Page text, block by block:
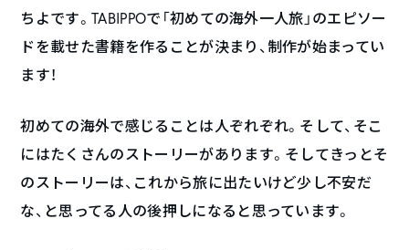
ちよです。TABIPPOで「初めての海外一人旅」のエピソー
ドを載せた書籍を作ることが決まり、制作が始まってい
ます！
初めての海外で感じることは人ぞれぞれ。そして、そこ
にはたくさんのストーリーがあります。そしてきっとそ
のストーリーは、これから旅に出たいけど少し不安だ
な、と思ってる人の後押しになると思っています。